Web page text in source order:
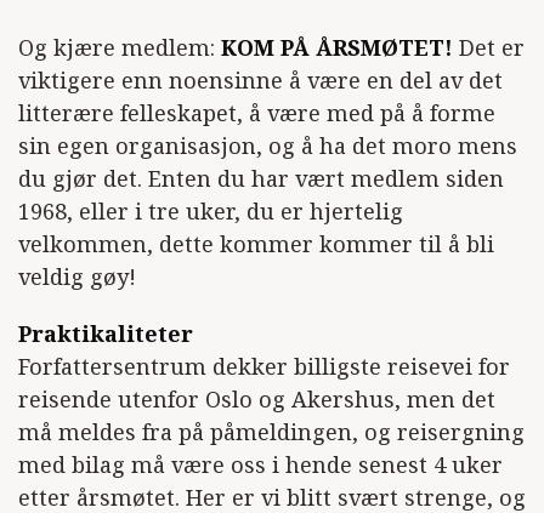
Og kjære medlem: KOM PÅ ÅRSMØTET! Det er
viktigere enn noensinne å være en del av det
litterære felleskapet, å være med på å forme
sin egen organisasjon, og å ha det moro mens
du gjør det. Enten du har vært medlem siden
1968, eller i tre uker, du er hjertelig
velkommen, dette kommer kommer til å bli
veldig gøy!
Praktikaliteter
Forfattersentrum dekker billigste reisevei for
reisende utenfor Oslo og Akershus, men det
må meldes fra på påmeldingen, og reisergning
med bilag må være oss i hende senest 4 uker
etter årsmøtet. Her er vi blitt svært strenge, og